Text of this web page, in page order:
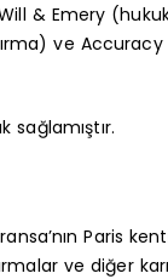
& Emery
ve
sağlamıştır.
Paris
ve diğer